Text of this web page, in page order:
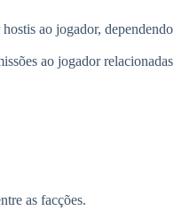
ao jogador, dependendo
ao jogador relacionadas
as facções.